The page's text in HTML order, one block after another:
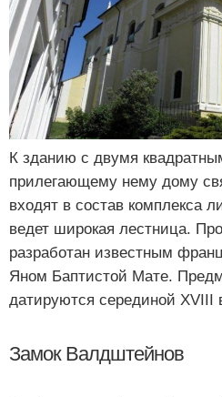
К зданию с двумя
прилегающему нему дому
входят в состав комплекса
ведет широкая лестница.
разработан известным
Яном Баптистой Мате.
датируются серединой XVIII
Замок Валдштейнов